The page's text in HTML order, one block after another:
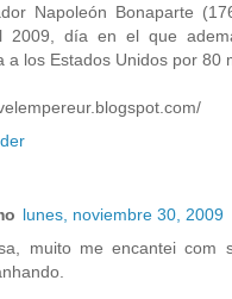
Napoleón Bonaparte
2009, día en el que
a los Estados Unidos por 80
lunes, noviembre 30, 2009
muito me encantei com